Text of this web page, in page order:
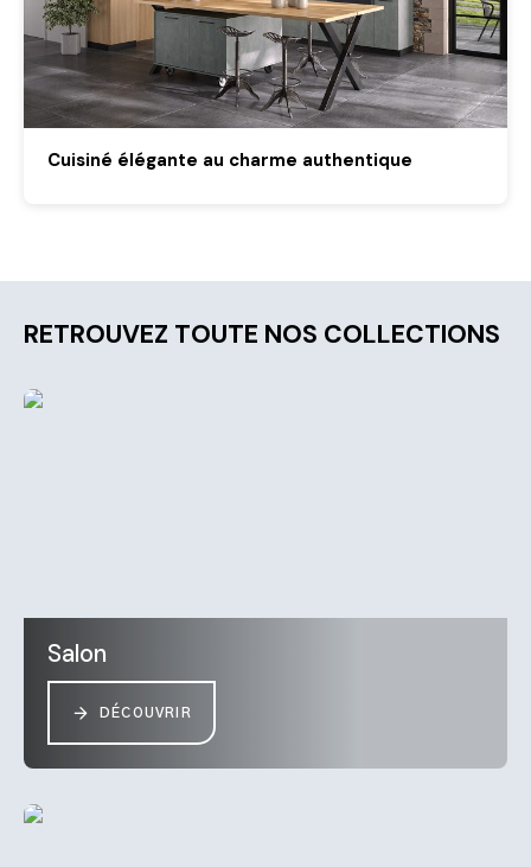
Cuisiné élégante au charme authentique
RETROUVEZ TOUTE NOS COLLECTIONS
Salon
DÉCOUVRIR